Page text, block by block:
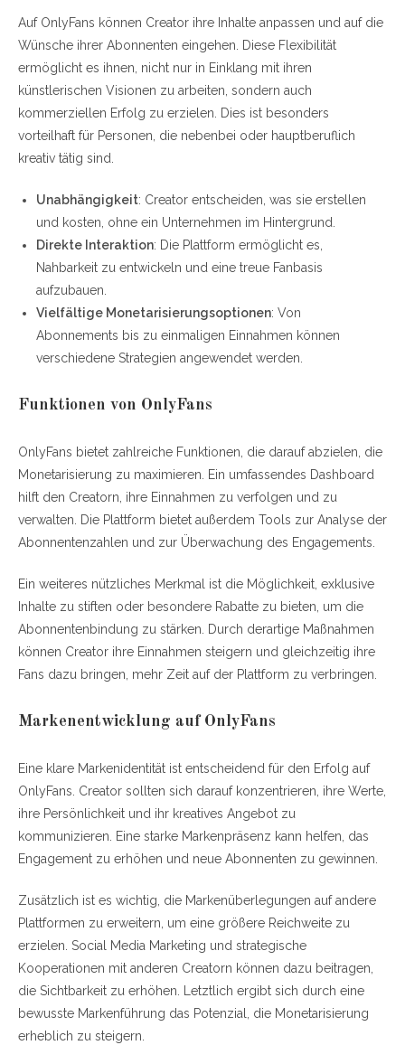
Auf OnlyFans können Creator ihre Inhalte anpassen und auf die
Wünsche ihrer Abonnenten eingehen. Diese Flexibilität
ermöglicht es ihnen, nicht nur in Einklang mit ihren
künstlerischen Visionen zu arbeiten, sondern auch
kommerziellen Erfolg zu erzielen. Dies ist besonders
vorteilhaft für Personen, die nebenbei oder hauptberuflich
kreativ tätig sind.
Unabhängigkeit: Creator entscheiden, was sie erstellen
und kosten, ohne ein Unternehmen im Hintergrund.
Direkte Interaktion: Die Plattform ermöglicht es,
Nahbarkeit zu entwickeln und eine treue Fanbasis
aufzubauen.
Vielfältige Monetarisierungsoptionen: Von
Abonnements bis zu einmaligen Einnahmen können
verschiedene Strategien angewendet werden.
Funktionen von OnlyFans
OnlyFans bietet zahlreiche Funktionen, die darauf abzielen, die
Monetarisierung zu maximieren. Ein umfassendes Dashboard
hilft den Creatorn, ihre Einnahmen zu verfolgen und zu
verwalten. Die Plattform bietet außerdem Tools zur Analyse der
Abonnentenzahlen und zur Überwachung des Engagements.
Ein weiteres nützliches Merkmal ist die Möglichkeit, exklusive
Inhalte zu stiften oder besondere Rabatte zu bieten, um die
Abonnentenbindung zu stärken. Durch derartige Maßnahmen
können Creator ihre Einnahmen steigern und gleichzeitig ihre
Fans dazu bringen, mehr Zeit auf der Plattform zu verbringen.
Markenentwicklung auf OnlyFans
Eine klare Markenidentität ist entscheidend für den Erfolg auf
OnlyFans. Creator sollten sich darauf konzentrieren, ihre Werte,
ihre Persönlichkeit und ihr kreatives Angebot zu
kommunizieren. Eine starke Markenpräsenz kann helfen, das
Engagement zu erhöhen und neue Abonnenten zu gewinnen.
Zusätzlich ist es wichtig, die Markenüberlegungen auf andere
Plattformen zu erweitern, um eine größere Reichweite zu
erzielen. Social Media Marketing und strategische
Kooperationen mit anderen Creatorn können dazu beitragen,
die Sichtbarkeit zu erhöhen. Letztlich ergibt sich durch eine
bewusste Markenführung das Potenzial, die Monetarisierung
erheblich zu steigern.